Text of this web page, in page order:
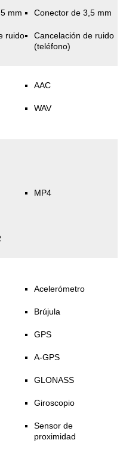
mm
ruido
Conector de 3,5 mm
Cancelación de ruido
(teléfono)
AAC
WAV
MP4
Acelerómetro
Brújula
GPS
A-GPS
GLONASS
Giroscopio
Sensor de
proximidad